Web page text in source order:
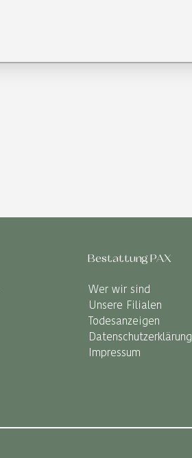
Bestattung PAX
Wer wir sind
Unsere Filialen
Todesanzeigen
Datenschutzerklärung
Impressum